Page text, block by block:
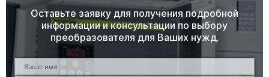
Оставьте заявку для получения подробной
информации и консультации по выбору
преобразователя для Ваших нужд.